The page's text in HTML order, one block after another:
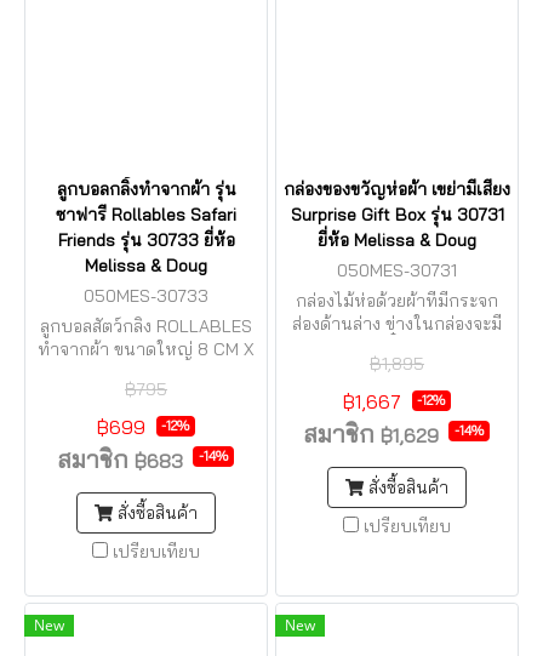
ลูกบอลกลิ้งทำจากผ้า รุ่น
ซาฟารี Rollables Safari
Friends รุ่น 30733 ยี่ห้อ
Melissa & Doug
050MES-30733
ลูกบอลสัตว์กลิ้ง ROLLABLES
ทำจากผ้า ขนาดใหญ่ 8 CM X
BITE
฿795
฿699 -12%
สมาชิก ฿683 -14%
สั่งซื้อสินค้า
เปรียบเทียบ
กล่องของขวัญห่อผ้า เขย่ามีเสียง
Surprise Gift Box รุ่น 30731
ยี่ห้อ Melissa & Doug
050MES-30731
กล่องไม้ห่อด้วยผ้าที่มีกระจก
ส่องด้านล่าง ข่างในกล่องจะมี
฿1,895
฿1,667 -12%
สมาชิก ฿1,629 -14%
สั่งซื้อสินค้า
เปรียบเทียบ
New New